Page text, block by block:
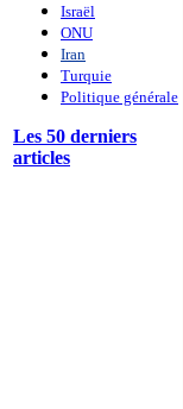
Israël
ONU
Iran
Turquie
Politique générale
Les 50 derniers
articles